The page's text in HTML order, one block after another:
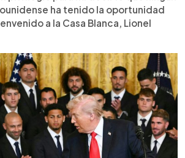
actos políticos, y en medio de
deportiva con Cristiano
ha tenido la oportunidad
a la Casa Blanca, Lionel